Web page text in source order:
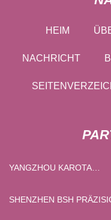
HEIM
NACHRICHT
YANGZHOU KAROTA
MASCHINEN CO., GMBH
SHENZHEN BSH PRÄZISION